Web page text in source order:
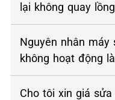
lại không quay
Nguyên nhân máy
không hoạt động
Cho tôi xin giá